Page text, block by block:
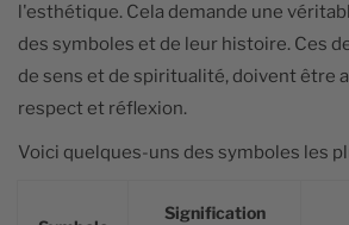
l'esthétique. Cela demande une
des symboles et de leur histoire. Ces
de sens et de spiritualité, doivent être
respect et réflexion.
Voici quelques-uns des symboles les
Signification